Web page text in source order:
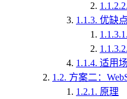
1.1.2.2.
1.1.3. 优缺点
1.1.3.1.
1.1.3.2.
1.1.4. 适用
1.2. 方案二：
1.2.1. 原理